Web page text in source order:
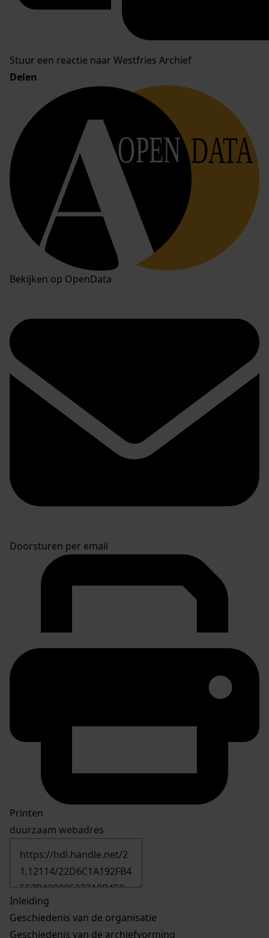
Stuur een reactie naar Westfries Archief
Delen
OPEN DATA
Bekijken op OpenData
Doorsturen per email
Printen
duurzaam webadres
Inleiding
Geschiedenis van de organisatie
Geschiedenis van de archiefvorming